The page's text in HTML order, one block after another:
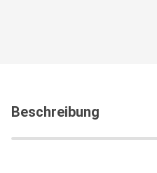
Beschreibung